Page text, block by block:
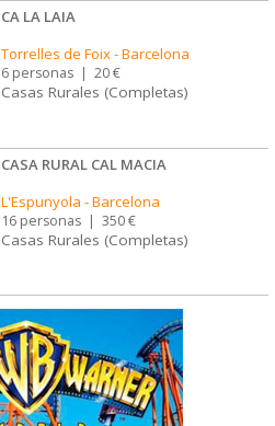
CA LA LAIA
Torrelles de Foix-Barcelona
6 personas | 20 €
Casas Rurales (Completas)
CASA RURAL CAL MACIA
L'Espunyola -Barcelona
16 personas | 350 €
Casas Rurales (Completas)